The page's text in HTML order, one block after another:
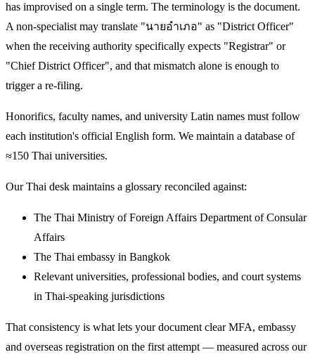
has improvised on a single term. The terminology is the document.
A non-specialist may translate "นายอำเภอ" as "District Officer"
when the receiving authority specifically expects "Registrar" or
"Chief District Officer", and that mismatch alone is enough to
trigger a re-filing.
Honorifics, faculty names, and university Latin names must follow
each institution's official English form. We maintain a database of
≈150 Thai universities.
Our Thai desk maintains a glossary reconciled against:
The Thai Ministry of Foreign Affairs Department of Consular
Affairs
The Thai embassy in Bangkok
Relevant universities, professional bodies, and court systems
in Thai-speaking jurisdictions
That consistency is what lets your document clear MFA, embassy
and overseas registration on the first attempt — measured across our